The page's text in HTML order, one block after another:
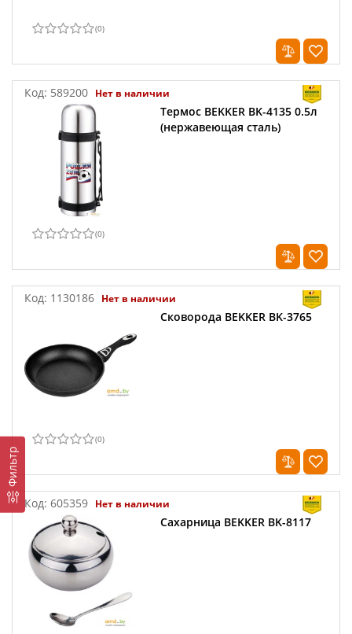
Фильтр
(0)
Код: 589200 Нет в наличии
Термос BEKKER BK-4135 0.5л
(нержавеющая сталь)
(0)
Код: 1130186 Нет в наличии
Сковорода BEKKER BK-3765
(0)
Код: 605359 Нет в наличии
Сахарница BEKKER BK-8117